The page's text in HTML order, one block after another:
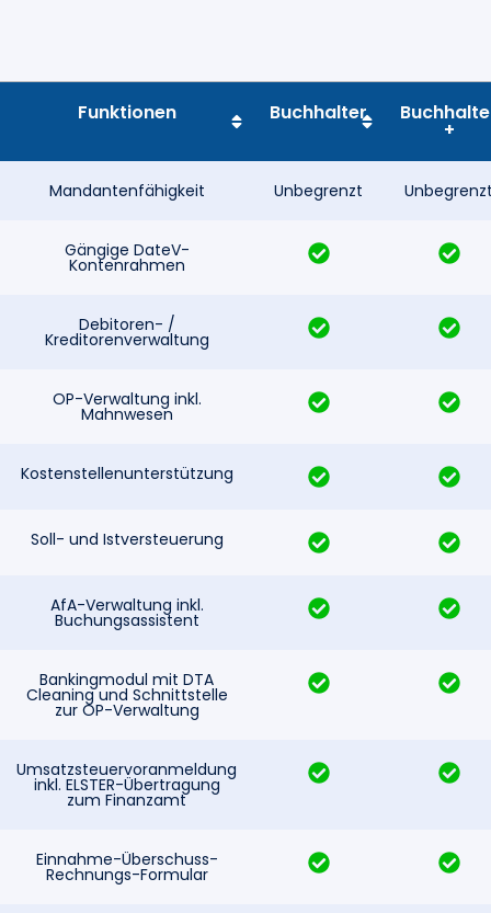
Funktionen Buchhalter
+
Mandantenfähigkeit Unbegrenzt
Gängige DateV-
Kontenrahmen
Debitoren- /
Kreditorenverwaltung
OP-Verwaltung inkl.
Mahnwesen
Kostenstellenunterstützung
Soll- und Istversteuerung
AfA-Verwaltung inkl.
Buchungsassistent
Bankingmodul mit DTA
Cleaning und Schnittstelle
zur OP-Verwaltung
Umsatzsteuervoranmeldung
inkl. ELSTER-Übertragung
zum Finanzamt
Einnahme-Überschuss-
Rechnungs-Formular